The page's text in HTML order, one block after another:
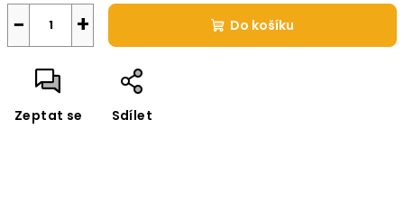
+
− Do košíku
Zeptat se Sdílet